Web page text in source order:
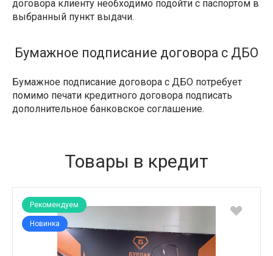
договора клиенту необходимо подойти с паспортом в
выбранный пункт выдачи.
Бумажное подписание договора с ДБО
Бумажное подписание договора с ДБО потребует
помимо печати кредитного договора подписать
дополнительное банковское соглашение.
Товары в кредит
Рекомендуем
Новинка